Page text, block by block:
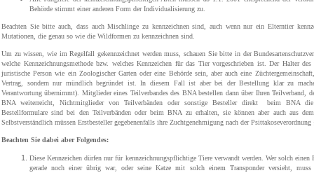
Behörde stimmt einer anderen Form der Individualisierung zu.
Beachten Sie bitte auch, dass auch Mischlinge zu kennzeichnen sind, auch wenn nur ein Elterntier
Mutationen, die genau so wie die Wildformen zu kennzeichnen sind.
Um zu wissen, wie im Regelfall gekennzeichnet werden muss, schauen Sie bitte in der
welche Kennzeichnungsmethode bzw. welches Kennzeichen für das Tier vorgeschrieben ist. Der Halter
juristische Person wie ein Zoologischer Garten oder eine Behörde sein, aber auch eine
Vertrag, sondern nur mündlich begründet ist. In diesem Fall ist aber bei der Bestellung klar zu
Verantwortung übernimmt). Mitglieder eines Teilverbandes des BNA bestellen dann über Ihren Teilverband,
BNA weiterreicht, Nichtmitglieder von Teilverbänden oder sonstige Besteller direkt
beim BNA die
Bestellformulare sind bei den Teilverbänden oder beim BNA zu erhalten, sie können aber auch aus
Selbstverständlich müssen Erstbesteller gegebenenfalls ihre Zuchtgenehmigung nach der
Beachten Sie dabei aber Folgendes:
Diese Kennzeichen dürfen nur für kennzeichnungspflichtige Tiere verwandt werden. Wer solch
gerade noch einer übrig war, oder seine Katze mit solch einem Transponder versieht,